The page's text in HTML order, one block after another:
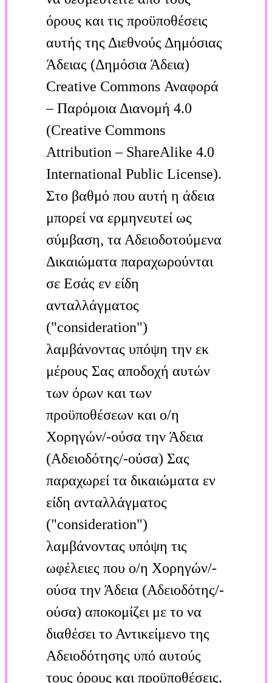
όρους και τις προϋποθέσεις
αυτής της Διεθνούς Δημόσιας
Άδειας (Δημόσια Άδεια)
Creative Commons Αναφορά
– Παρόμοια Διανομή 4.0
(Creative Commons
Attribution – ShareAlike 4.0
International Public License).
Στο βαθμό που αυτή η άδεια
μπορεί να ερμηνευτεί ως
σύμβαση, τα Αδειοδοτούμενα
Δικαιώματα παραχωρούνται
σε Εσάς εν είδη
ανταλλάγματος
("consideration")
λαμβάνοντας υπόψη την εκ
μέρους Σας αποδοχή αυτών
των όρων και των
προϋποθέσεων και ο/η
Χορηγών/-ούσα την Άδεια
(Αδειοδότης/-ούσα) Σας
παραχωρεί τα δικαιώματα εν
είδη ανταλλάγματος
("consideration")
λαμβάνοντας υπόψη τις
ωφέλειες που ο/η Χορηγών/-
ούσα την Άδεια (Αδειοδότης/-
ούσα) αποκομίζει με το να
διαθέσει το Αντικείμενο της
Αδειοδότησης υπό αυτούς
τους όρους και προϋποθέσεις.